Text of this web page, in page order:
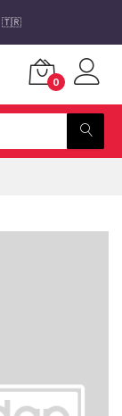
🇹🇷
0